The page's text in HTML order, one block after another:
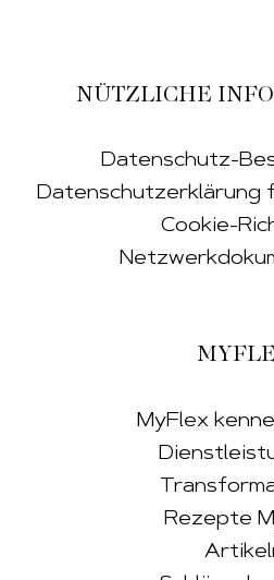
NÜTZLICHE
Datenschutz-
Datenschutzerklärung
Cookie-
MyFlex
Rezepte